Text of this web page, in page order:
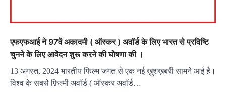
एफएफआई ने 97वें अकादमी ( ऑस्कर ) अवॉर्ड के लिए भारत से प्रविष्टि
चुनने के लिए आवेदन शुरू करने की घोषणा की ।
13 अगस्त, 2024 भारतीय फिल्म जगत से एक नई ख़ुशख़बरी सामने आई है।
विश्व के सबसे फ़िल्मी अवॉर्ड ( ऑस्कर अवॉर्ड…